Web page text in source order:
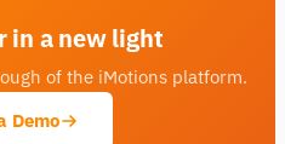
in a new light
of the iMotions platform.
Demo